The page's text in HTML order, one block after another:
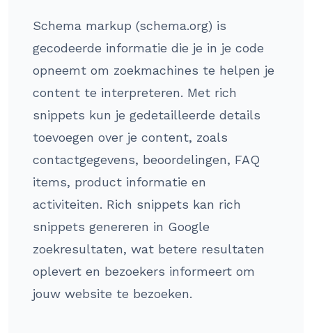
Schema markup (schema.org) is
gecodeerde informatie die je in je code
opneemt om zoekmachines te helpen je
content te interpreteren. Met rich
snippets kun je gedetailleerde details
toevoegen over je content, zoals
contactgegevens, beoordelingen, FAQ
items, product informatie en
activiteiten. Rich snippets kan rich
snippets genereren in Google
zoekresultaten, wat betere resultaten
oplevert en bezoekers informeert om
jouw website te bezoeken.